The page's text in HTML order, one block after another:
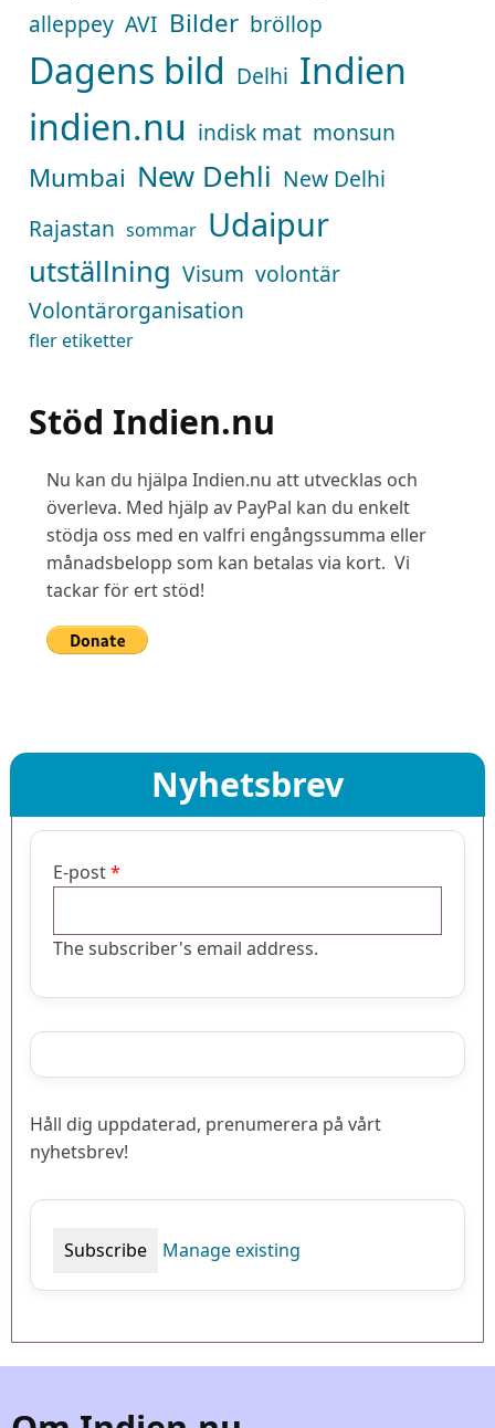
alleppey AVI Bilder bröllop
Dagens bild Delhi Indien
indien.nu indisk mat monsun
Mumbai New Dehli New Delhi
Rajastan sommar Udaipur
utställning Visum volontär
Volontärorganisation
fler etiketter
Stöd Indien.nu
Nu kan du hjälpa Indien.nu att utvecklas och
överleva. Med hjälp av PayPal kan du enkelt
stödja oss med en valfri engångssumma eller
månadsbelopp som kan betalas via kort. Vi
tackar för ert stöd!
Nyhetsbrev
E-post
The subscriber's email address.
Håll dig uppdaterad, prenumerera på vårt
nyhetsbrev!
Manage existing